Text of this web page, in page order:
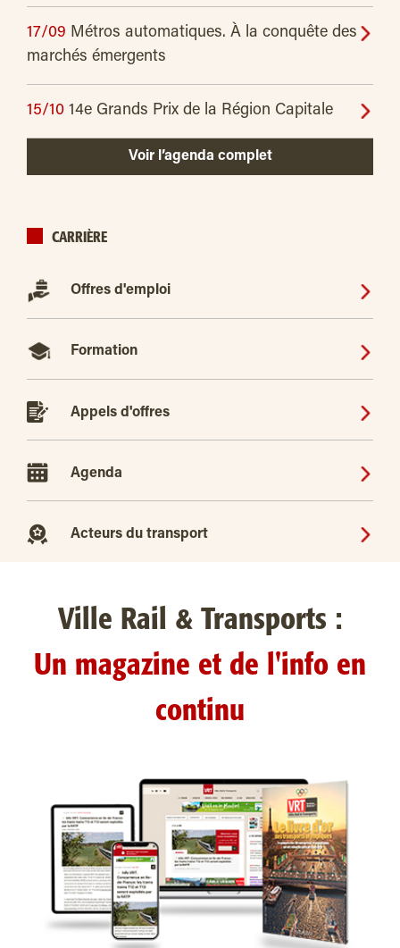
17/09 Métros automatiques. À la conquête des
marchés émergents
15/10 14e Grands Prix de la Région Capitale
Voir l’agenda complet
CARRIÈRE
Offres d'emploi
Formation
Appels d'offres
Agenda
Acteurs du transport
Ville Rail & Transports :
Un magazine et de l'info en
continu